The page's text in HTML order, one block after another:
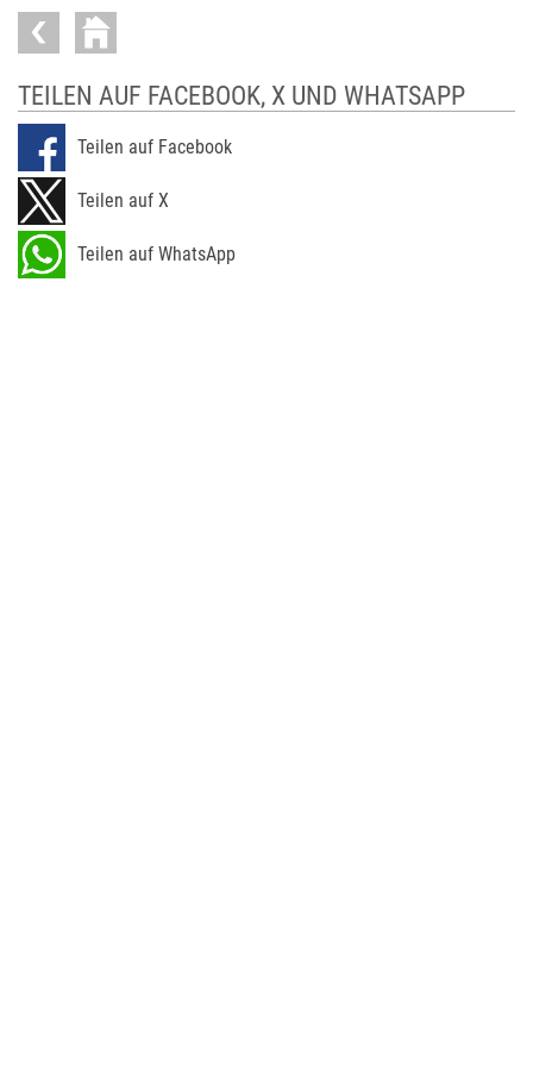
TEILEN AUF FACEBOOK, X UND WHATSAPP
Teilen auf Facebook
Teilen auf X
Teilen auf WhatsApp